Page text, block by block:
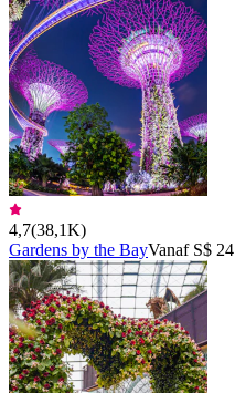
4,7(38,1K)
Gardens by the BayVanaf S$ 24